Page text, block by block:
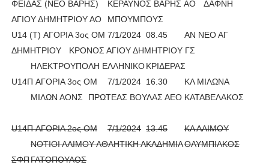
ΦΕΙΔΑΣ (ΝΕΟ ΒΑΡΗΣ)
ΚΕΡΑΥΝΟΣ ΒΑΡΗΣ AO
ΔΑΦΝΗ
ΑΓΙΟΥ ΔΗΜΗΤΡΙΟΥ ΑΟ
ΜΠΟΥΜΠΟΥΣ
U14 (Τ) ΑΓΟΡΙΑ 3ος ΟΜ 7/1/2024 08.45
ΑΝ ΝΕΟ ΑΓ
ΔΗΜΗΤΡΙΟΥ
ΚΡΟΝΟΣ ΑΓΙΟΥ ΔΗΜΗΤΡΙΟΥ ΓΣ
ΗΛΕΚΤΡΟΥΠΟΛΗ ΕΛΛΗΝΙΚΟΚΡΙΔΕΡΑΣ
U14Π AΓΟΡΙΑ 3ος ΟΜ
7/1/2024 16.30
ΚΛ ΜΙΛΩΝΑ
ΜΙΛΩΝ ΑΟΝΣ
ΠΡΩΤΕΑΣ ΒΟΥΛΑΣ ΑΕΟ ΚΑΤΑΒΕΛΑΚΟΣ
U14Π AΓΟΡΙΑ 2ος ΟΜ 7/1/2024 13.45
ΚΛ ΑΛΙΜΟΥ
ΝΟΤΙΟΙ ΑΛΙΜΟΥ ΑΘΛΗΤΙΚΗ ΑΚΑΔΗΜΙΑΟΛΥΜΠΙΑΚΟΣ
ΣΦΠΓΑΤΟΠΟΥΛΟΣ